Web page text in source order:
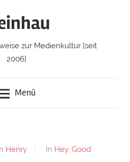
zur Medienkultur [seit
2006]
Menü
Henry In Hey, Good